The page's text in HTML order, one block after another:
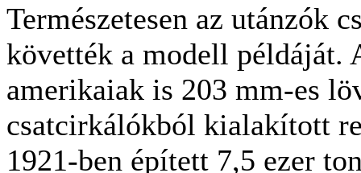
Természetesen az utánzók
követték a modell példáját.
amerikaiak is 203 mm-es
csatcirkálókból kialakított
1921-ben épített 7,5 ezer